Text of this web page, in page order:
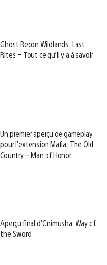
Ghost Recon Wildlands: Last
Rites – Tout ce qu’il y a à savoir
Un premier aperçu de gameplay
pour l’extension Mafia: The Old
Country – Man of Honor
Aperçu final d’Onimusha: Way of
the Sword